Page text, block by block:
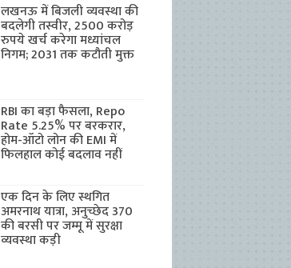
लखनऊ में बिजली व्यवस्था की
बदलेगी तस्वीर, 2500 करोड़
रुपये खर्च करेगा मध्यांचल
निगम; 2031 तक कटौती मुक्त
RBI का बड़ा फैसला, Repo
Rate 5.25% पर बरकरार,
होम-ऑटो लोन की EMI में
फिलहाल कोई बदलाव नहीं
एक दिन के लिए स्थगित
अमरनाथ यात्रा, अनुच्छेद 370
की बरसी पर जम्मू में सुरक्षा
व्यवस्था कड़ी